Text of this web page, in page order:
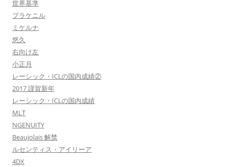
世界基準
プラケニル
ミケルナ
悠久
右向け左
小正月
レーシック・ICLの国内成績②
2017 謹賀新年
レーシック・ICLの国内成績
MLT
NGENUITY
Beaujolais 解禁
ルセンティス・アイリーア
4DX